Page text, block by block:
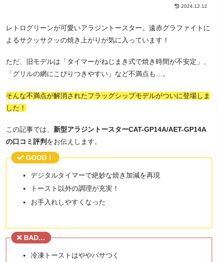
2024.12.12
レトログリーンが可愛いアラジントースター。遠赤グラファイトに
よるサクッサクッの焼き上がりが気に入っています！
ただ、旧モデルは「タイマーがねじまき式で焼き時間が不安定」、
「グリルの網にこびりつきやすい」など不満点も…。
そんな不満点が解消されたフラッグシップモデルがついに登場しま
した！
この記事では、 新型アラジントースターCAT-GP14A/AET-GP14A
の口コミ評判 をお伝えします。
GOOD！
デジタルタイマーで絶妙な焼き加減を再現
トースト以外の調理が充実！
お手入れしやすくなった
BAD…
冷凍トーストはややパサつく